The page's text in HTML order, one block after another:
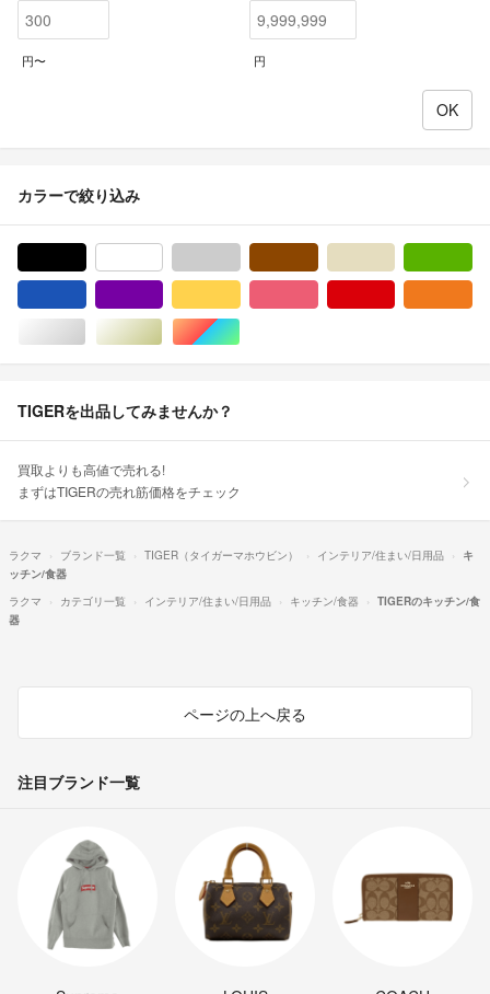
円〜 円
カラーで絞り込み
シルバー/銀色系ゴールド/金色系マルチカラー
TIGERを出品してみませんか？
買取よりも高値で売れる!
まずはTIGERの売れ筋価格をチェック
ラクマ ブランド一覧 TIGER（タイガーマホウビン） インテリア/住まい/日用品
キ
ッチン/食器
ラクマ
カテゴリ一覧 インテリア/住まい/日用品 キッチン/食器
TIGERのキッチン/食
器
ページの上へ戻る
注目ブランド一覧